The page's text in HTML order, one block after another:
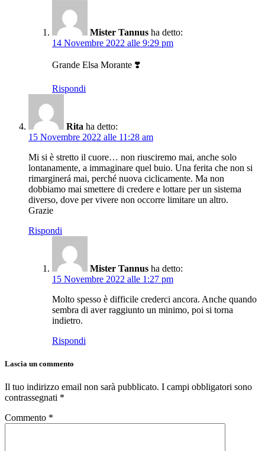
Mister Tannus ha detto:
14 Novembre 2022 alle 9:29 pm
Grande Elsa Morante ❣️
Rispondi
Rita ha detto:
15 Novembre 2022 alle 11:28 am
Mi si è stretto il cuore… non riusciremo mai, anche solo
lontanamente, a immaginare quel buio. Una ferita che non si
rimarginerá mai, perché nuova ciclicamente. Ma non
dobbiamo mai smettere di credere e lottare per un sistema
diverso, dove per vivere non occorre limitare un altro.
Grazie
Rispondi
Mister Tannus ha detto:
15 Novembre 2022 alle 1:27 pm
Molto spesso è difficile crederci ancora. Anche quando
sembra di aver raggiunto un minimo, poi si torna
indietro.
Rispondi
Lascia un commento
Il tuo indirizzo email non sarà pubblicato. I campi obbligatori sono
contrassegnati *
Commento *